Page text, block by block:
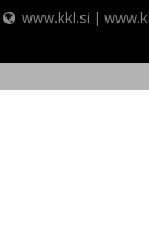
www.kkl.si |